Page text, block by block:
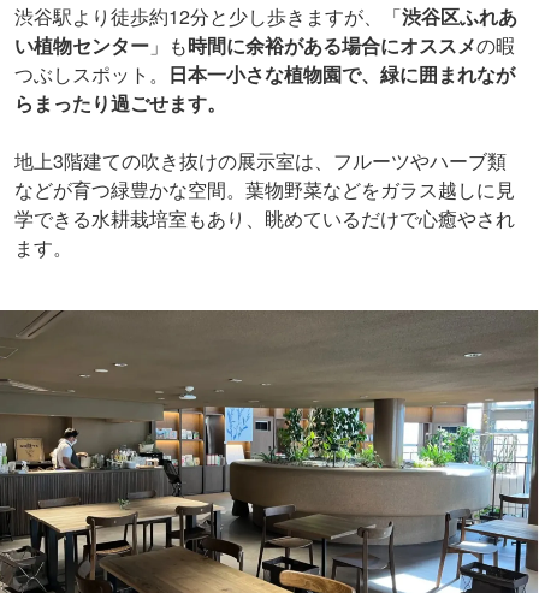
渋谷駅より徒歩約12分と少し歩きますが、「渋谷区ふれあ
い植物センター 」も時間に余裕がある場合にオススメの暇
つぶしスポット。 日本一小さな植物園で、緑に囲まれなが
らまったり過ごせます。
地上3階建ての吹き抜けの展示室は、フルーツやハーブ類
などが育つ緑豊かな空間。葉物野菜などをガラス越しに見
学できる水耕栽培室もあり、眺めているだけで心癒やされ
ます。